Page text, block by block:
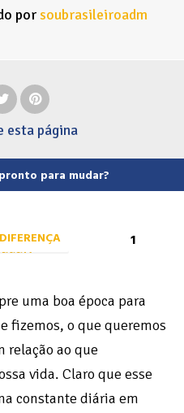
porsoubrasileiroadm
esta página
para mudar?
1
uma boa época para
fizemos, o que queremos
relação ao que
vida. Claro que esse
constante diária em